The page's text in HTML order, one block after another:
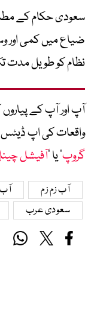
سعودی حکام کے
ضیاع میں کمی اور
نظام کو طویل مدت
آپ اور آپ کے پیاروں
واقعات کی اپ ڈیٹس
گروپ‘ یا ’آفیشل
آب زم زم
سعودی عرب